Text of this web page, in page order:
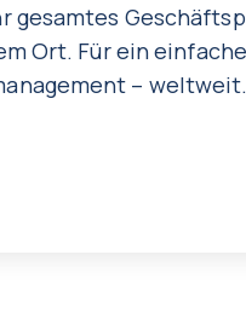
gesamtes
Ort. Für ein
– weltweit.